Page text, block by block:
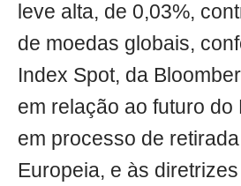
leve alta, de 0,03%,
de moedas globais,
Index Spot, da
em relação ao futuro do
em processo de
Europeia, e às